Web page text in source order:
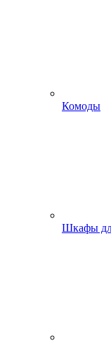
Комоды
Шкафы